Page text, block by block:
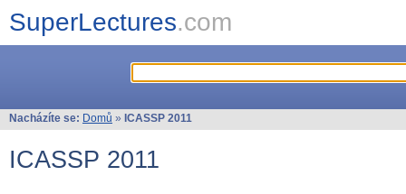
SuperLectures.com
Nacházíte se: Domů » ICASSP 2011
ICASSP 2011